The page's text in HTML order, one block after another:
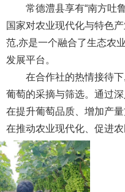
常德澧县享有“南方吐
国家对农业现代化与特色
范,亦是一个融合了生态农
发展平台。
在合作社的热情接待
葡萄的采摘与筛选。通过
在提升葡萄品质、增加产
在推动农业现代化、促进